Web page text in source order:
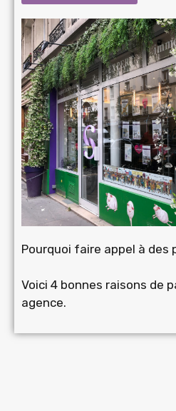
Pourquoi faire appel à des
Voici 4 bonnes raisons de
agence.